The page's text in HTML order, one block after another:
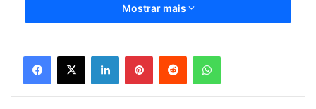
O bolo de cenoura recheado é simples de preparar e fica
pronto em poucos minutos, é uma receita ideal para você
que gosta de praticidade na cozinha, e sem dúvidas todos
os seus convidados irão adorar saborear esta deliciosa
receita de bolo de cenoura recheado.
Mostrar mais
LinkedinPinterestReddit WhatsApp